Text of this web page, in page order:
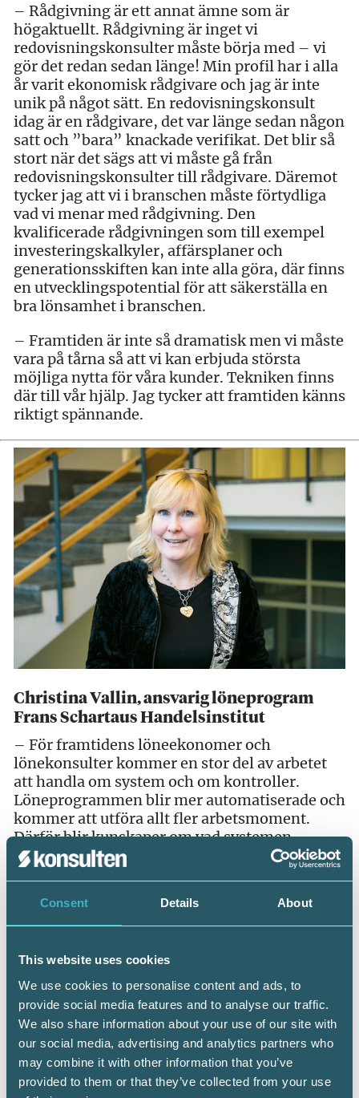
Consent Details About
This website uses cookies
We use cookies to personalise content and ads, to
provide social media features and to analyse our traffic.
We also share information about your use of our site with
our social media, advertising and analytics partners who
may combine it with other information that you’ve
provided to them or that they’ve collected from your use
– Rådgivning är ett annat ämne som är
högaktuellt. Rådgivning är inget vi
redovisningskonsulter måste börja med – vi
gör det redan sedan länge! Min profil har i alla
år varit ekonomisk rådgivare och jag är inte
unik på något sätt. En redovisningskonsult
idag är en rådgivare, det var länge sedan någon
satt och ”bara” knackade verifikat. Det blir så
stort när det sägs att vi måste gå från
redovisningskonsulter till rådgivare. Däremot
tycker jag att vi i branschen måste förtydliga
vad vi menar med rådgivning. Den
kvalificerade rådgivningen som till exempel
investeringskalkyler, affärsplaner och
generationsskiften kan inte alla göra, där finns
en utvecklingspotential för att säkerställa en
bra lönsamhet i branschen.
– Framtiden är inte så dramatisk men vi måste
vara på tårna så att vi kan erbjuda största
möjliga nytta för våra kunder. Tekniken finns
där till vår hjälp. Jag tycker att framtiden känns
riktigt spännande.
Christina Vallin, ansvarig löneprogram
Frans Schartaus Handelsinstitut
– För framtidens löneekonomer och
lönekonsulter kommer en stor del av arbetet
att handla om system och om kontroller.
Löneprogrammen blir mer automatiserade och
kommer att utföra allt fler arbetsmoment.
Därför blir kunskaper om vad systemen
faktiskt gör och att förstå hur det hänger ihop
mycket viktigare. Man måste ha kunskaper så
tjänster blir rätt och att man reagerar när
något blir felaktigt. Grundläggande
och förstås mer systemkunskaper, blir således
fortsatt viktiga för löneekonomen.
– Utbildningen utvecklas ständigt i nära
samarbete med arbetslivet. Vi har också märkt
att en löneekonom har ett större behov än
tidigare av att kunna ekonomi för att lättare
förstå helheten i sitt uppdrag. Därför har vi lika